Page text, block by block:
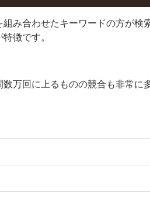
み合わせたキーワードの方が検
徴です。
万回に上るものの競合も非常に